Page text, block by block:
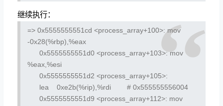
继续执行：
=> 0x5555555551cd <process_array+100>: mov
-0x28(%rbp),%eax
0x5555555551d0 <process_array+103>: mov
%eax,%esi
0x5555555551d2 <process_array+105>:
lea 0xe2b(%rip),%rdi # 0x555555556004
0x5555555551d9 <process_array+112>: mov